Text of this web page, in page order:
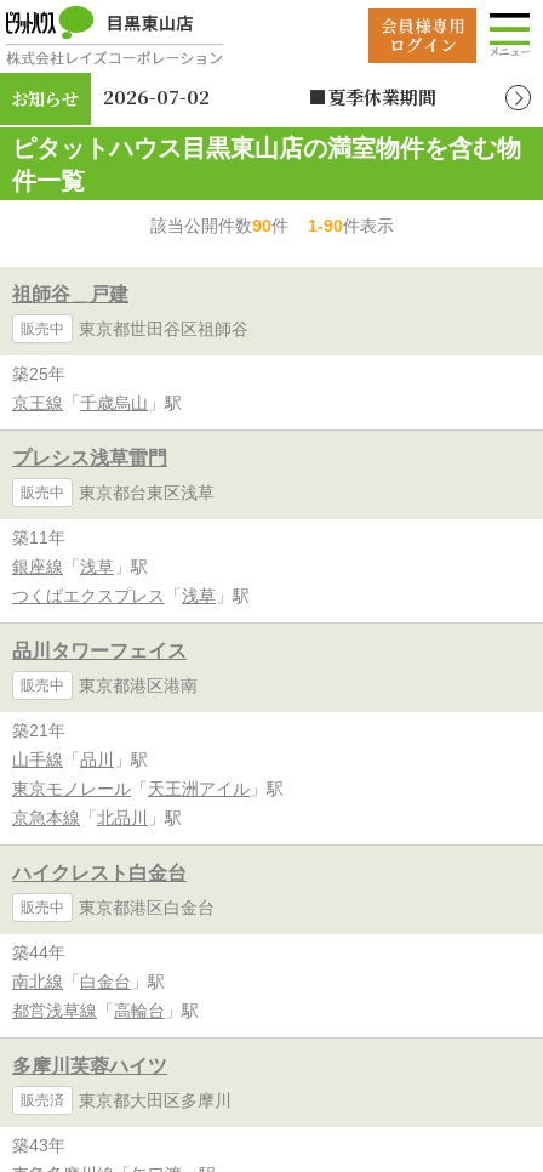
お知らせ 2026-07-02
■夏季休業期間
2026年8月12日（水）
～2026年8月19日
ピタットハウス目黒東山店の満室物件を含む物
件一覧
該当公開件数90件1-90件表示
祖師谷＿戸建
販売中 東京都世田谷区祖師谷
築25年
京王線 「 千歳烏山 」駅
プレシス浅草雷門
販売中 東京都台東区浅草
築11年
銀座線 「 浅草 」駅
つくばエクスプレス
「 浅草 」駅
品川タワーフェイス
販売中 東京都港区港南
築21年
山手線 「 品川
」駅
東京モノレール 「 天王洲アイル 」駅
京急本線 「 北品川 」駅
ハイクレスト白金台
販売中 東京都港区白金台
築44年
南北線 「 白金台 」駅
都営浅草線 「 高輪台 」駅
多摩川芙蓉ハイツ
販売済 東京都大田区多摩川
築43年